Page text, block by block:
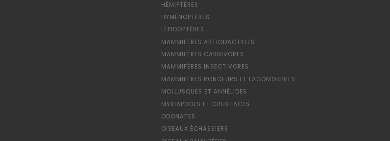
HÉMIPTÈRES
HYMÉNOPTÈRES
LÉPIDOPTÈRES
MAMMIFÈRES ARTIODACTYLES
MAMMIFÈRES CARNIVORES
MAMMIFÈRES INSECTIVORES
MAMMIFÈRES RONGEURS ET LAGOMORPHES
MOLLUSQUES ET ANNÉLIDES
MYRIAPODES ET CRUSTACÉS
ODONATES
OISEAUX ÉCHASSIERS